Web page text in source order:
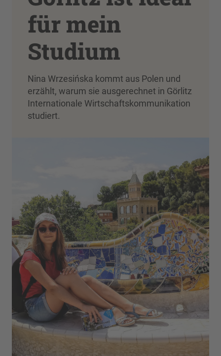
für mein
Studium
Nina Wrzesińska kommt aus Polen und
erzählt, warum sie ausgerechnet in Görlitz
Internationale Wirtschaftskommunikation
studiert.